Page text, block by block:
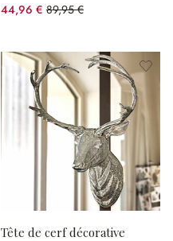
44,96 € 89,95 €
(50.02%spared)
Tête de cerf décorative